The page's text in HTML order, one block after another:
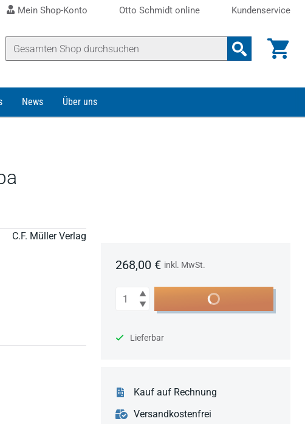
Mein Shop-Konto Otto Schmidt online Kundenservice
News Über uns
C.F. Müller Verlag
268,00 € inkl. MwSt.
Anzahl In den Warenkorb
Lieferbar
Kauf auf Rechnung
Versandkostenfrei